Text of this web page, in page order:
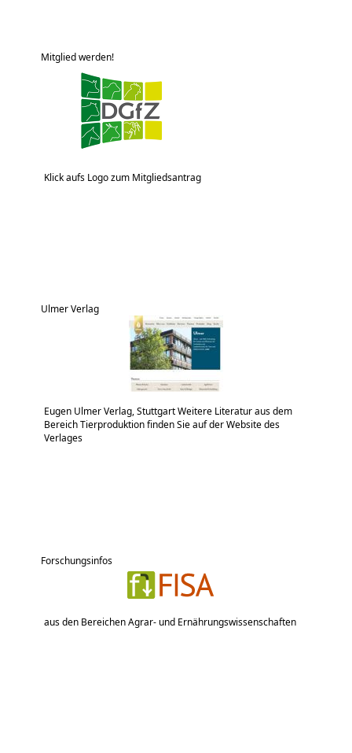
Mitglied werden!
Klick aufs Logo zum Mitgliedsantrag
Ulmer Verlag
Eugen Ulmer Verlag, Stuttgart Weitere Literatur aus dem
Bereich Tierproduktion finden Sie auf der Website des
Verlages
Forschungsinfos
aus den Bereichen Agrar- und Ernährungswissenschaften